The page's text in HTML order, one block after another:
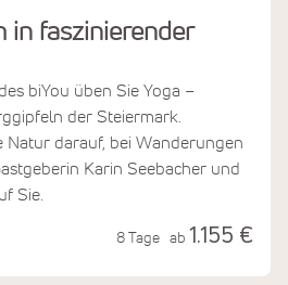
in faszinierender
biYou üben Sie Yoga –
der Steiermark.
Natur darauf, bei Wanderungen
Karin Seebacher und
Sie.
8 Tage ab 1.155 €